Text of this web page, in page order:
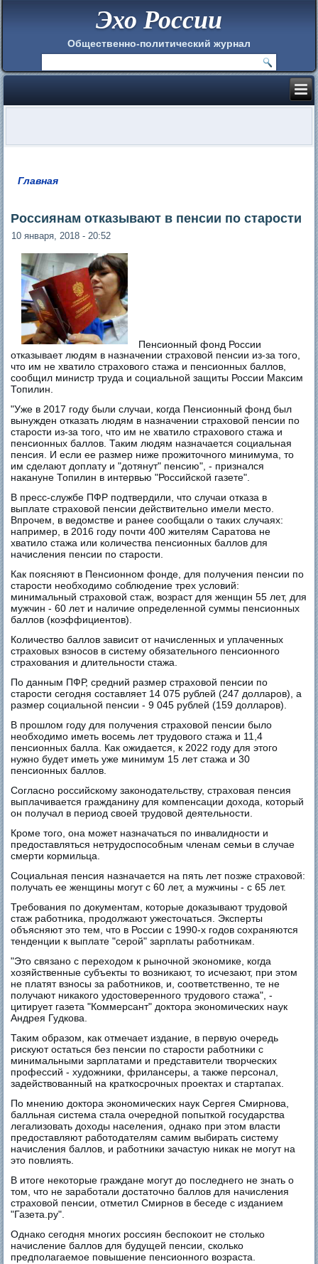
Эхо России
Общественно-политический журнал
Главная
Россиянам отказывают в пенсии по старости
10 января, 2018 - 20:52
Пенсионный фонд России
отказывает людям в назначении страховой пенсии из-за того,
что им не хватило страхового стажа и пенсионных баллов,
сообщил министр труда и социальной защиты России Максим
Топилин.
"Уже в 2017 году были случаи, когда Пенсионный фонд был
вынужден отказать людям в назначении страховой пенсии по
старости из-за того, что им не хватило страхового стажа и
пенсионных баллов. Таким людям назначается социальная
пенсия. И если ее размер ниже прожиточного минимума, то
им сделают доплату и "дотянут" пенсию", - признался
накануне Топилин в интервью "Российской газете".
В пресс-службе ПФР подтвердили, что случаи отказа в
выплате страховой пенсии действительно имели место.
Впрочем, в ведомстве и ранее сообщали о таких случаях:
например, в 2016 году почти 400 жителям Саратова не
хватило стажа или количества пенсионных баллов для
начисления пенсии по старости.
Как поясняют в Пенсионном фонде, для получения пенсии по
старости необходимо соблюдение трех условий:
минимальный страховой стаж, возраст для женщин 55 лет, для
мужчин - 60 лет и наличие определенной суммы пенсионных
баллов (коэффициентов).
Количество баллов зависит от начисленных и уплаченных
страховых взносов в систему обязательного пенсионного
страхования и длительности стажа.
По данным ПФР, средний размер страховой пенсии по
старости сегодня составляет 14 075 рублей (247 долларов), а
размер социальной пенсии - 9 045 рублей (159 долларов).
В прошлом году для получения страховой пенсии было
необходимо иметь восемь лет трудового стажа и 11,4
пенсионных балла. Как ожидается, к 2022 году для этого
нужно будет иметь уже минимум 15 лет стажа и 30
пенсионных баллов.
Согласно российскому законодательству, страховая пенсия
выплачивается гражданину для компенсации дохода, который
он получал в период своей трудовой деятельности.
Кроме того, она может назначаться по инвалидности и
предоставляться нетрудоспособным членам семьи в случае
смерти кормильца.
Социальная пенсия назначается на пять лет позже страховой:
получать ее женщины могут с 60 лет, а мужчины - с 65 лет.
Требования по документам, которые доказывают трудовой
стаж работника, продолжают ужесточаться. Эксперты
объясняют это тем, что в России с 1990-х годов сохраняются
тенденции к выплате "серой" зарплаты работникам.
"Это связано с переходом к рыночной экономике, когда
хозяйственные субъекты то возникают, то исчезают, при этом
не платят взносы за работников, и, соответственно, те не
получают никакого удостоверенного трудового стажа", -
цитирует газета "Коммерсант" доктора экономических наук
Андрея Гудкова.
Таким образом, как отмечает издание, в первую очередь
рискуют остаться без пенсии по старости работники с
минимальными зарплатами и представители творческих
профессий - художники, фрилансеры, а также персонал,
задействованный на краткосрочных проектах и стартапах.
По мнению доктора экономических наук Сергея Смирнова,
балльная система стала очередной попыткой государства
легализовать доходы населения, однако при этом власти
предоставляют работодателям самим выбирать систему
начисления баллов, и работники зачастую никак не могут на
это повлиять.
В итоге некоторые граждане могут до последнего не знать о
том, что не заработали достаточно баллов для начисления
страховой пенсии, отметил Смирнов в беседе с изданием
"Газета.ру".
Однако сегодня многих россиян беспокоит не столько
начисление баллов для будущей пенсии, сколько
предполагаемое повышение пенсионного возраста.